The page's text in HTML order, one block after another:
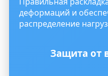
деформаций и
распределение
Защита от